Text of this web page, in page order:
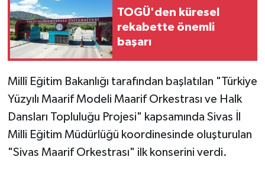
TOGÜ'den küresel
rekabette önemli
başarı
Millî Eğitim Bakanlığı tarafından başlatılan "Türkiye
Yüzyılı Maarif Modeli Maarif Orkestrası ve Halk
Dansları Topluluğu Projesi" kapsamında Sivas İl
Milli Eğitim Müdürlüğü koordinesinde oluşturulan
"Sivas Maarif Orkestrası" ilk konserini verdi.